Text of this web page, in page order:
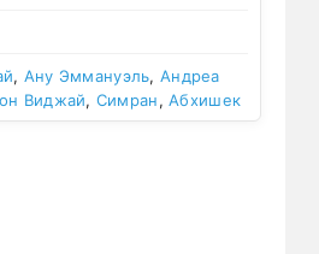
, Ану Эммануэль, Андреа
Виджай, Симран,Абхишек